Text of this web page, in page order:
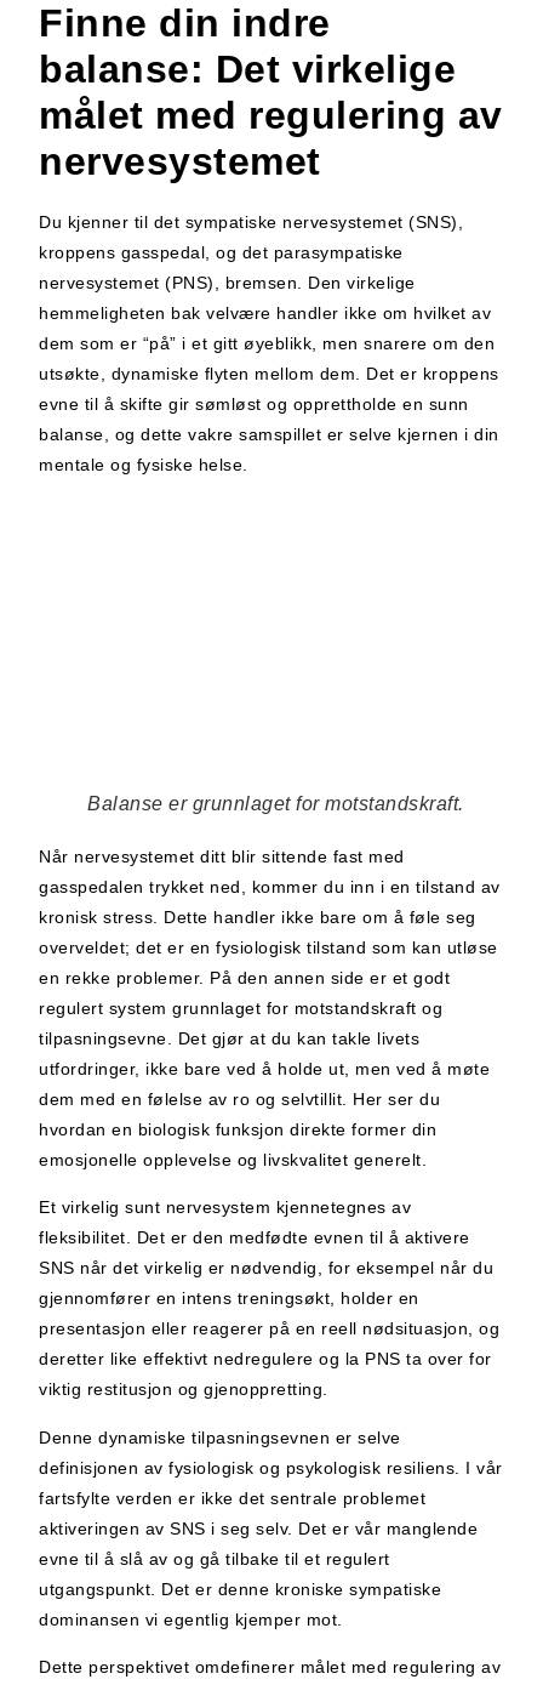
Finne din indre
balanse: Det virkelige
målet med regulering av
nervesystemet
Du kjenner til det sympatiske nervesystemet (SNS),
kroppens gasspedal, og det parasympatiske
nervesystemet (PNS), bremsen. Den virkelige
hemmeligheten bak velvære handler ikke om hvilket av
dem som er “på” i et gitt øyeblikk, men snarere om den
utsøkte, dynamiske flyten mellom dem. Det er kroppens
evne til å skifte gir sømløst og opprettholde en sunn
balanse, og dette vakre samspillet er selve kjernen i din
mentale og fysiske helse.
Balanse er grunnlaget for motstandskraft.
Når nervesystemet ditt blir sittende fast med
gasspedalen trykket ned, kommer du inn i en tilstand av
kronisk stress. Dette handler ikke bare om å føle seg
overveldet; det er en fysiologisk tilstand som kan utløse
en rekke problemer. På den annen side er et godt
regulert system grunnlaget for motstandskraft og
tilpasningsevne. Det gjør at du kan takle livets
utfordringer, ikke bare ved å holde ut, men ved å møte
dem med en følelse av ro og selvtillit. Her ser du
hvordan en biologisk funksjon direkte former din
emosjonelle opplevelse og livskvalitet generelt.
Et virkelig sunt nervesystem kjennetegnes av
fleksibilitet. Det er den medfødte evnen til å aktivere
SNS når det virkelig er nødvendig, for eksempel når du
gjennomfører en intens treningsøkt, holder en
presentasjon eller reagerer på en reell nødsituasjon, og
deretter like effektivt nedregulere og la PNS ta over for
viktig restitusjon og gjenoppretting.
Denne dynamiske tilpasningsevnen er selve
definisjonen av fysiologisk og psykologisk resiliens. I vår
fartsfylte verden er ikke det sentrale problemet
aktiveringen av SNS i seg selv. Det er vår manglende
evne til å slå av og gå tilbake til et regulert
utgangspunkt. Det er denne kroniske sympatiske
dominansen vi egentlig kjemper mot.
Dette perspektivet omdefinerer målet med regulering av